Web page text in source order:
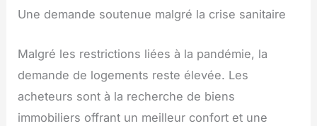
Une demande soutenue malgré la crise sanitaire
Malgré les restrictions liées à la pandémie, la
demande de logements reste élevée. Les
acheteurs sont à la recherche de biens
immobiliers offrant un meilleur confort et une